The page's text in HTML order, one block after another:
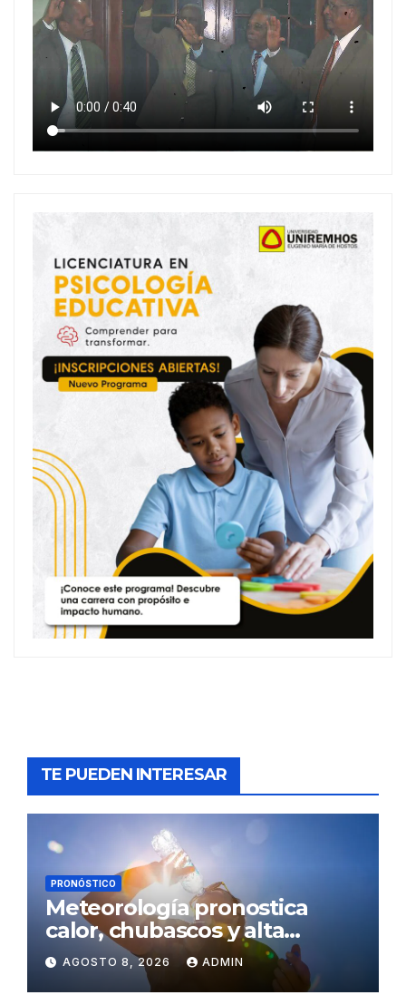
TE PUEDEN INTERESAR
PRONÓSTICO
Meteorología pronostica
calor, chubascos y alta
concentración de polvo del
Sahara para este sábado
AGOSTO 8, 2026 ADMIN